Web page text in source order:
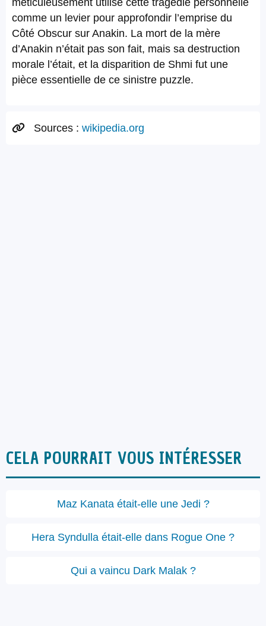
méticuleusement utilisé cette tragédie personnelle
comme un levier pour approfondir l’emprise du
Côté Obscur sur Anakin. La mort de la mère
d’Anakin n’était pas son fait, mais sa destruction
morale l’était, et la disparition de Shmi fut une
pièce essentielle de ce sinistre puzzle.
Sources : wikipedia.org
CELA POURRAIT VOUS INTÉRESSER
Maz Kanata était-elle une Jedi ?
Hera Syndulla était-elle dans Rogue One ?
Qui a vaincu Dark Malak ?